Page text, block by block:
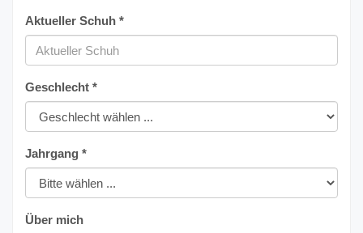
Aktueller Schuh *
Geschlecht *
Jahrgang *
Über mich